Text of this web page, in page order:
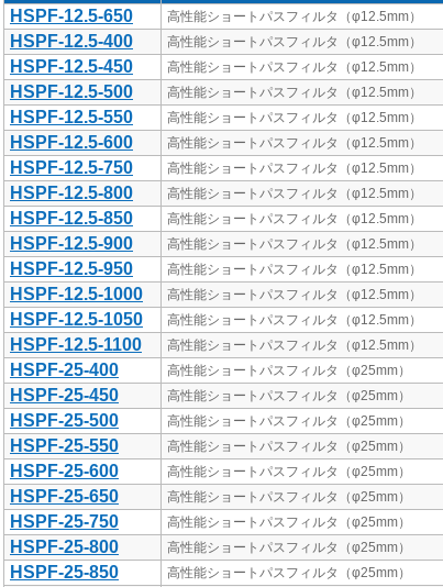
HSPF-12.5-650 高性能ショートパスフィルタ（φ12.5mm）
HSPF-12.5-400 高性能ショートパスフィルタ（φ12.5mm）
HSPF-12.5-450 高性能ショートパスフィルタ（φ12.5mm）
HSPF-12.5-500 高性能ショートパスフィルタ（φ12.5mm）
HSPF-12.5-550 高性能ショートパスフィルタ（φ12.5mm）
HSPF-12.5-600 高性能ショートパスフィルタ（φ12.5mm）
HSPF-12.5-750 高性能ショートパスフィルタ（φ12.5mm）
HSPF-12.5-800 高性能ショートパスフィルタ（φ12.5mm）
HSPF-12.5-850 高性能ショートパスフィルタ（φ12.5mm）
HSPF-12.5-900 高性能ショートパスフィルタ（φ12.5mm）
HSPF-12.5-950 高性能ショートパスフィルタ（φ12.5mm）
HSPF-12.5-1000 高性能ショートパスフィルタ（φ12.5mm）
HSPF-12.5-1050 高性能ショートパスフィルタ（φ12.5mm）
HSPF-12.5-1100 高性能ショートパスフィルタ（φ12.5mm）
HSPF-25-400 高性能ショートパスフィルタ（φ25mm）
HSPF-25-450 高性能ショートパスフィルタ（φ25mm）
HSPF-25-500 高性能ショートパスフィルタ（φ25mm）
HSPF-25-550 高性能ショートパスフィルタ（φ25mm）
HSPF-25-600 高性能ショートパスフィルタ（φ25mm）
HSPF-25-650 高性能ショートパスフィルタ（φ25mm）
HSPF-25-750 高性能ショートパスフィルタ（φ25mm）
HSPF-25-800 高性能ショートパスフィルタ（φ25mm）
HSPF-25-850 高性能ショートパスフィルタ（φ25mm）